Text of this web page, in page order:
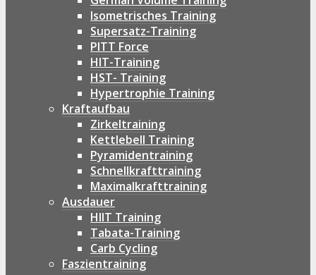
Isometrisches Training
Supersatz-Training
PITT Force
HIT-Training
HST- Training
Hypertrophie Training
Kraftaufbau
Zirkeltraining
Kettlebell Training
Pyramidentraining
Schnellkrafttraining
Maximalkrafttraining
Ausdauer
HIIT Training
Tabata-Training
Carb Cycling
Faszientraining